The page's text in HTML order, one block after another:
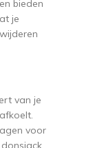
bieden
je
van je
voor